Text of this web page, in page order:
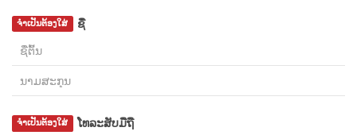
ຊື່
ຈຳເປັນຕ້ອງໃສ່
ໂທລະສັບມືຖື
ຈຳເປັນຕ້ອງໃສ່